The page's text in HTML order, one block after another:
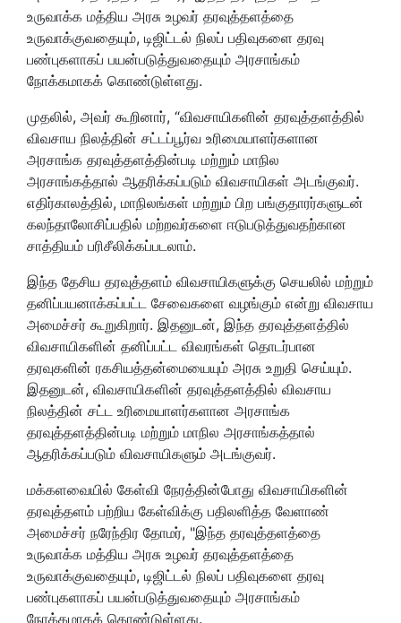
உருவாக்க மத்திய அரசு உழவர் தரவுத்தளத்தை
உருவாக்குவதையும், டிஜிட்டல் நிலப் பதிவுகளை தரவு
பண்புகளாகப் பயன்படுத்துவதையும் அரசாங்கம்
நோக்கமாகக் கொண்டுள்ளது.
முதலில், அவர் கூறினார், “விவசாயிகளின் தரவுத்தளத்தில்
விவசாய நிலத்தின் சட்டப்பூர்வ உரிமையாளர்களான
அரசாங்க தரவுத்தளத்தின்படி மற்றும் மாநில
அரசாங்கத்தால் ஆதரிக்கப்படும் விவசாயிகள் அடங்குவர்.
எதிர்காலத்தில், மாநிலங்கள் மற்றும் பிற பங்குதாரர்களுடன்
கலந்தாலோசிப்பதில் மற்றவர்களை ஈடுபடுத்துவதற்கான
சாத்தியம் பரிசீலிக்கப்படலாம்.
இந்த தேசிய தரவுத்தளம் விவசாயிகளுக்கு செயலில் மற்றும்
தனிப்பயனாக்கப்பட்ட சேவைகளை வழங்கும் என்று விவசாய
அமைச்சர் கூறுகிறார். இதனுடன், இந்த தரவுத்தளத்தில்
விவசாயிகளின் தனிப்பட்ட விவரங்கள் தொடர்பான
தரவுகளின் ரகசியத்தன்மையையும் அரசு உறுதி செய்யும்.
இதனுடன், விவசாயிகளின் தரவுத்தளத்தில் விவசாய
நிலத்தின் சட்ட உரிமையாளர்களான அரசாங்க
தரவுத்தளத்தின்படி மற்றும் மாநில அரசாங்கத்தால்
ஆதரிக்கப்படும் விவசாயிகளும் அடங்குவர்.
மக்களவையில் கேள்வி நேரத்தின்போது விவசாயிகளின்
தரவுத்தளம் பற்றிய கேள்விக்கு பதிலளித்த வேளாண்
அமைச்சர் நரேந்திர தோமர், "இந்த தரவுத்தளத்தை
உருவாக்க மத்திய அரசு உழவர் தரவுத்தளத்தை
உருவாக்குவதையும், டிஜிட்டல் நிலப் பதிவுகளை தரவு
பண்புகளாகப் பயன்படுத்துவதையும் அரசாங்கம்
நோக்கமாகக் கொண்டுள்ளது.